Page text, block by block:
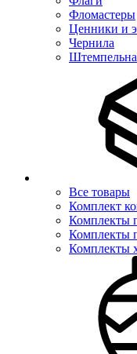
Фломастеры
Ценники и
Чернила
Все товары
Комплект
Комплекты
Комплекты
Комплекты